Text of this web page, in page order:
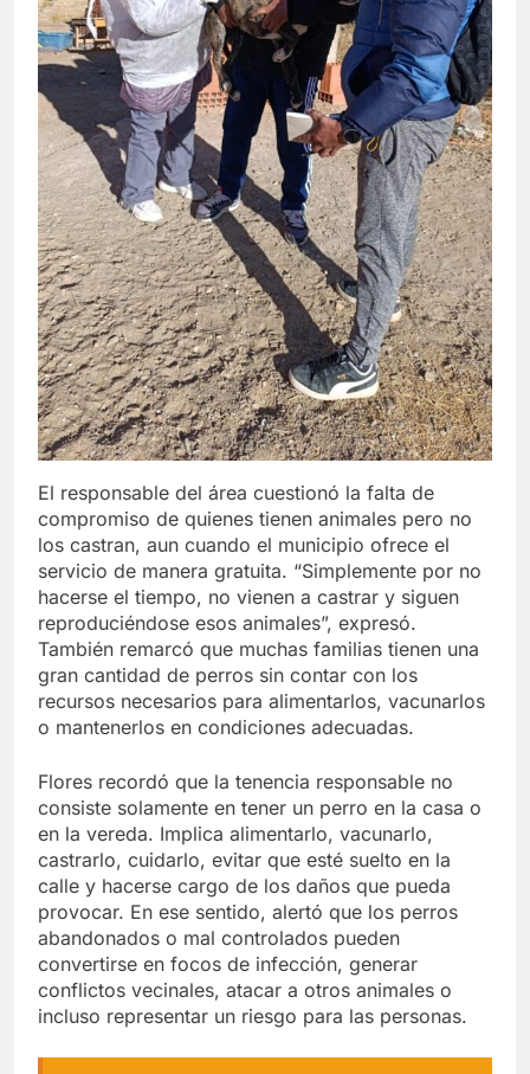
El responsable del área cuestionó la falta de
compromiso de quienes tienen animales pero no
los castran, aun cuando el municipio ofrece el
servicio de manera gratuita. “Simplemente por no
hacerse el tiempo, no vienen a castrar y siguen
reproduciéndose esos animales”, expresó.
También remarcó que muchas familias tienen una
gran cantidad de perros sin contar con los
recursos necesarios para alimentarlos, vacunarlos
o mantenerlos en condiciones adecuadas.
Flores recordó que la tenencia responsable no
consiste solamente en tener un perro en la casa o
en la vereda. Implica alimentarlo, vacunarlo,
castrarlo, cuidarlo, evitar que esté suelto en la
calle y hacerse cargo de los daños que pueda
provocar. En ese sentido, alertó que los perros
abandonados o mal controlados pueden
convertirse en focos de infección, generar
conflictos vecinales, atacar a otros animales o
incluso representar un riesgo para las personas.